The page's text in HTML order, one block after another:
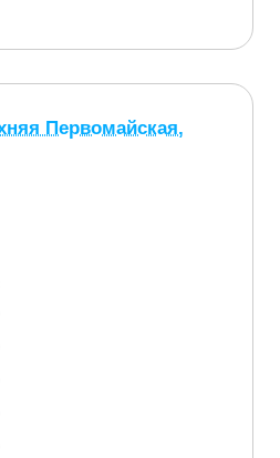
Первомайская,